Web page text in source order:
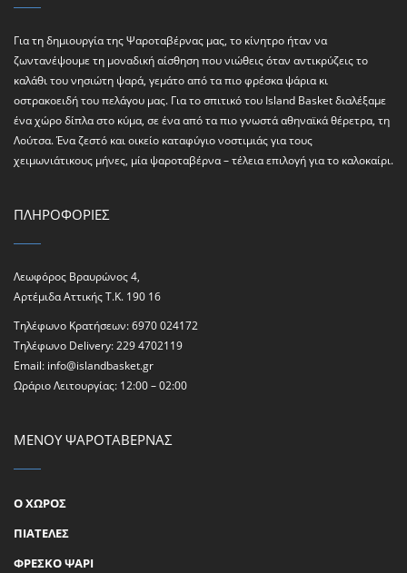
Για τη δημιουργία της Ψαροταβέρνας μας, το κίνητρο ήταν να
ζωντανέψουμε τη μοναδική αίσθηση που νιώθεις όταν αντικρύζεις το
καλάθι του νησιώτη ψαρά, γεμάτο από τα πιο φρέσκα ψάρια κι
οστρακοειδή του πελάγου μας. Για το σπιτικό του Ιsland Basket διαλέξαμε
ένα χώρο δίπλα στο κύμα, σε ένα από τα πιο γνωστά αθηναϊκά θέρετρα, τη
Λούτσα. Ένα ζεστό και οικείο καταφύγιο νοστιμιάς για τους
χειμωνιάτικους μήνες, μία ψαροταβέρνα – τέλεια επιλογή για το καλοκαίρι.
ΠΛΗΡΟΦΟΡΙΕΣ
Λεωφόρος Βραυρώνος 4,
Αρτέμιδα Αττικής Τ.Κ. 190 16
Τηλέφωνο Κρατήσεων:6970 024172
Τηλέφωνο Delivery:229 4702119
Email: info@islandbasket.gr
Ωράριο Λειτουργίας: 12:00 – 02:00
ΜΕΝΟΥ ΨΑΡΟΤΑΒΕΡΝΑΣ
Ο ΧΩΡΟΣ
ΠΙΑΤΕΛΕΣ
ΦΡΕΣΚΟ ΨΑΡΙ